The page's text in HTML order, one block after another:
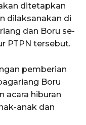
ditetapkan
dilaksanakan di
dan Boru se-
PTPN tersebut.
pemberian
Boru
acara hiburan
anak dan